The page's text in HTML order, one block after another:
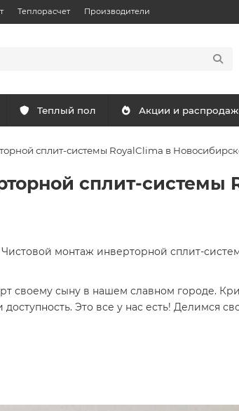
Теплорасчет Производители
Теплый пол Акции и
сплит-системы RoyalClima в
сплит-системы
монтаж инверторной сплит-
своему сыну в нашем славном городе.
Это все у нас есть! Делимся